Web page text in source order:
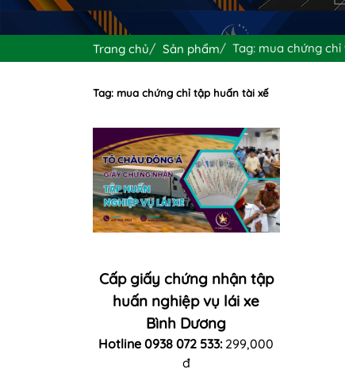
Trang chủ Sản phẩm Tag: mua chứng
Tag: mua chứng chỉ tập huấn tài xế
Cấp giấy chứng nhận tập
huấn nghiệp vụ lái xe
Bình Dương
Hotline 0938 072 533: 299,000
đ